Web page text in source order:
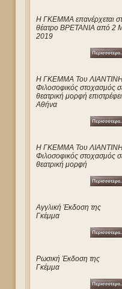
Η ΓΚΕΜΜΑ επανέρχεται
θέατρο ΒΡΕΤΑΝΙΑ από 2
2019
Η ΓΚΕΜΜΑ Του
Φιλοσοφικός στοχασμός
θεατρική μορφή
Αθήνα
Η ΓΚΕΜΜΑ Του
Φιλοσοφικός στοχασμός
θεατρική μορφή
Αγγλική Έκδοση της
Γκέμμα
Ρωσική Έκδοση της
Γκέμμα